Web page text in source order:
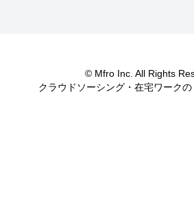
© Mfro Inc. All Rights
クラウドソーシング・在宅ワークの